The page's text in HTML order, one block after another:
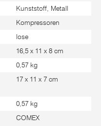
Kunststoff, Metall
Kompressoren
lose
16,5 x 11 x 8 cm
0,57 kg
17 x 11 x 7 cm
0,57 kg
COMEX